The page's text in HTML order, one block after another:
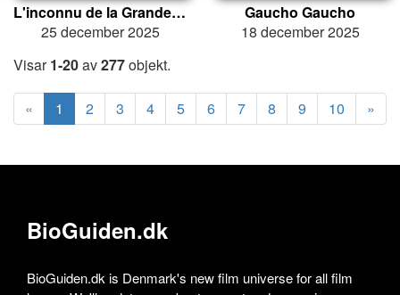
L'inconnu de la Grande Arche
25 december 2025
Gaucho Gaucho
18 december 2025
Visar1-20av277objekt.
« 1 2 3 4 5 6 7 8 9 10 »
BioGuiden.dk
BioGuiden.dk is Denmark's new film universe for all film